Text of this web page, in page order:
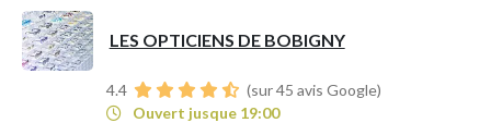
LES OPTICIENS DE BOBIGNY
4.4
(sur 45 avis Google)
Ouvert jusque 19:00